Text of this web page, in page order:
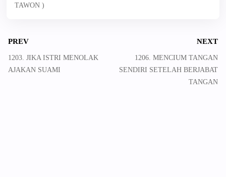
TAWON )
PREV
1203. JIKA ISTRI MENOLAK
AJAKAN SUAMI
NEXT
1206. MENCIUM TANGAN
SENDIRI SETELAH BERJABAT
TANGAN